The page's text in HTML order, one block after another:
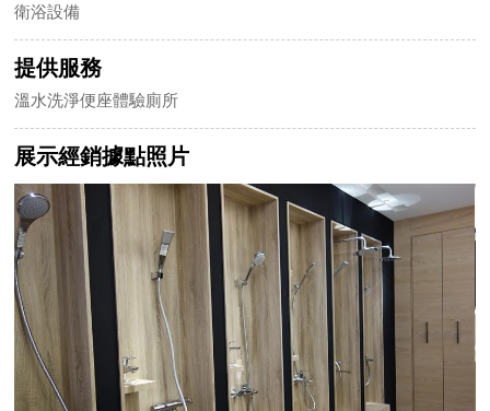
衛浴設備
提供服務
溫水洗淨便座體驗廁所
展示經銷據點照片